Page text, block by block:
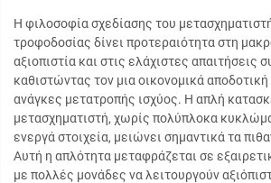
Η φιλοσοφία σχεδίασης του
τροφοδοσίας δίνει προτεραιότητα στη
αξιοπιστία και στις ελάχιστες απαιτήσεις
καθιστώντας τον μια οικονομικά αποδοτική
ανάγκες μετατροπής ισχύος. Η απλή
μετασχηματιστή, χωρίς πολύπλοκα
ενεργά στοιχεία, μειώνει σημαντικά τα
Αυτή η απλότητα μεταφράζεται σε
με πολλές μονάδες να λειτουργούν